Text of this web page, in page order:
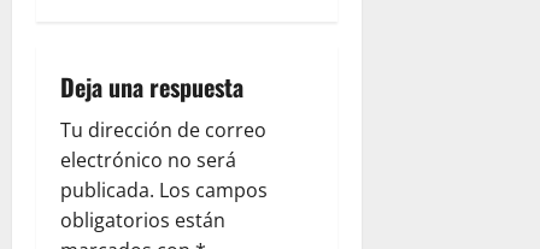
v
i
g
a
Deja una respuesta
Tu dirección de correo
electrónico no será
publicada. Los campos
obligatorios están